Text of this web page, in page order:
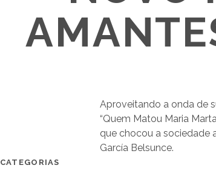
Aproveitando a onda de
“Quem Matou Maria
que chocou a sociedade
García Belsunce.
CATEGORIAS